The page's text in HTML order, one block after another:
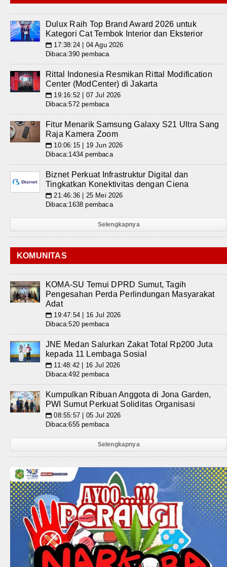
Dulux Raih Top Brand Award 2026 untuk
Kategori Cat Tembok Interior dan Eksterior
📅 17:38:24 | 04 Agu 2026
Dibaca:390 pembaca
Rittal Indonesia Resmikan Rittal Modification
Center (ModCenter) di Jakarta
📅 19:16:52 | 07 Jul 2026
Dibaca:572 pembaca
Fitur Menarik Samsung Galaxy S21 Ultra Sang
Raja Kamera Zoom
📅 10:06:15 | 19 Jun 2026
Dibaca:1434 pembaca
Biznet Perkuat Infrastruktur Digital dan
Tingkatkan Konektivitas dengan Ciena
📅 21:46:36 | 25 Mei 2026
Dibaca:1638 pembaca
Selengkapnya
KOMUNITAS
KOMA-SU Temui DPRD Sumut, Tagih
Pengesahan Perda Perlindungan Masyarakat
Adat
📅 19:47:54 | 16 Jul 2026
Dibaca:520 pembaca
JNE Medan Salurkan Zakat Total Rp200 Juta
kepada 11 Lembaga Sosial
📅 11:48:42 | 16 Jul 2026
Dibaca:492 pembaca
Kumpulkan Ribuan Anggota di Jona Garden,
PWI Sumut Perkuat Soliditas Organisasi
📅 08:55:57 | 05 Jul 2026
Dibaca:655 pembaca
Selengkapnya